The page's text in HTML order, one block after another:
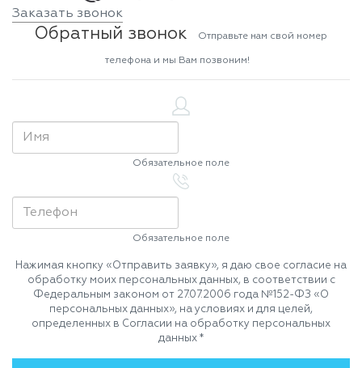
Заказать звонок
Обратный звонок Отправьте нам свой номер
телефона и мы Вам позвоним!
Обязательное поле
Обязательное поле
Нажимая кнопку «Отправить заявку», я даю свое согласие на
обработку моих персональных данных, в соответствии с
Федеральным законом от 27.07.2006 года №152-ФЗ «О
персональных данных», на условиях и для целей,
определенных в Согласии на обработку персональных
данных *